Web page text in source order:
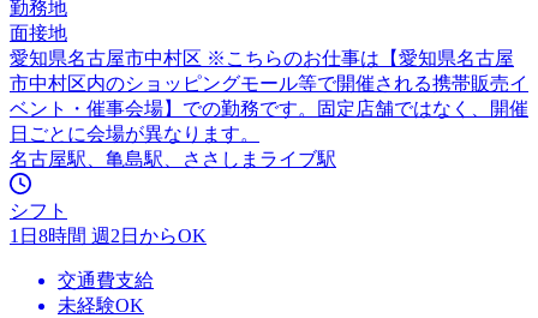
勤務地
面接地
愛知県名古屋市中村区 ※こちらのお仕事は【愛知県名古屋
市中村区内のショッピングモール等で開催される携帯販売イ
ベント・催事会場】での勤務です。固定店舗ではなく、開催
日ごとに会場が異なります。
名古屋駅、亀島駅、ささしまライブ駅
シフト
1日8時間 週2日からOK
交通費支給
未経験OK